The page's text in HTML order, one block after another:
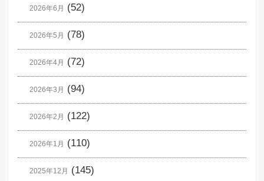
2026年6月 (52)
2026年5月 (78)
2026年4月 (72)
2026年3月 (94)
2026年2月 (122)
2026年1月 (110)
2025年12月 (145)